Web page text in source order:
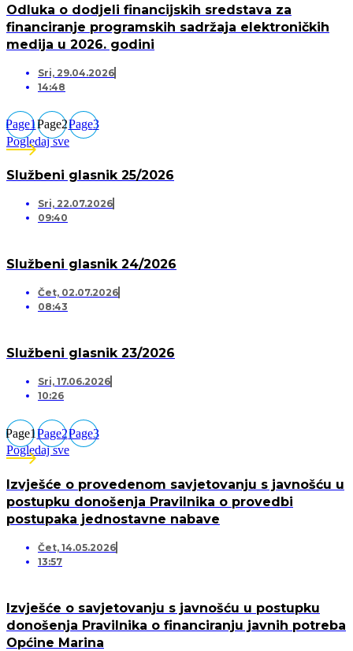
Odluka o dodjeli financijskih sredstava za
financiranje programskih sadržaja elektroničkih
medija u 2026. godini
Sri, 29.04.2026
14:48
Page1Page2Page3
Pogledaj sve
Službeni glasnik 25/2026
Sri, 22.07.2026
09:40
Službeni glasnik 24/2026
Čet, 02.07.2026
08:43
Službeni glasnik 23/2026
Sri, 17.06.2026
10:26
Page1Page2Page3
Pogledaj sve
Izvješće o provedenom savjetovanju s javnošću u
postupku donošenja Pravilnika o provedbi
postupaka jednostavne nabave
Čet, 14.05.2026
13:57
Izvješće o savjetovanju s javnošću u postupku
donošenja Pravilnika o financiranju javnih potreba
Općine Marina